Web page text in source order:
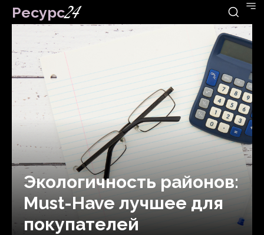
Ресурс24
Экологичность районов:
Must-Have лучшее для
покупателей